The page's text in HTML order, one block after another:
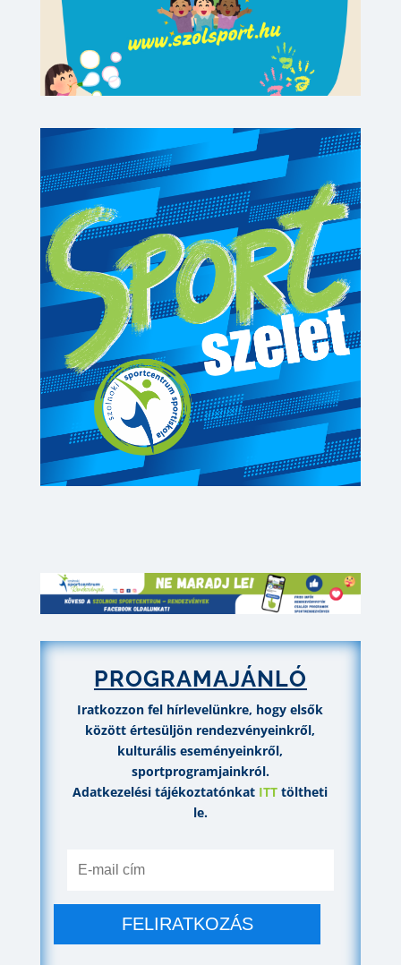
SPORT SZELET
A Szolnoki Sportcentrum
hírösszefoglalója
2026. július
BŐVEBBEN »
PROGRAMAJÁNLÓ
Iratkozzon fel hírlevelünkre, hogy elsők
között értesüljön rendezvényeinkről,
kulturális eseményeinkről,
sportprogramjainkról.
Adatkezelési tájékoztatónkat ITT töltheti
le.